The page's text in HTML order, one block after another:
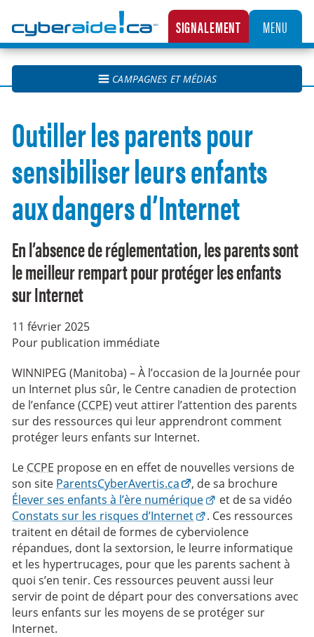
LA CENTRALE CANADIENNE DE SIGNALEMENT DES CAS D’EXPLOITATION SEXUELLE
SIGNALEMENT MENU
CAMPAGNES ET MÉDIAS
Outiller les parents pour
sensibiliser leurs enfants
aux dangers d’Internet
En l’absence de réglementation, les parents sont
le meilleur rempart pour protéger les enfants
sur Internet
11 février 2025
Pour publication immédiate
WINNIPEG (Manitoba) – À l’occasion de la Journée pour
un Internet plus sûr, le Centre canadien de protection
de l’enfance (CCPE) veut attirer l’attention des parents
sur des ressources qui leur apprendront comment
protéger leurs enfants sur Internet.
Le CCPE propose en en effet de nouvelles versions de
son site ParentsCyberAvertis.ca
, de sa brochure
Élever ses enfants à l’ère numérique
et de sa vidéo
Constats sur les risques d’Internet
. Ces ressources
traitent en détail de formes de cyberviolence
répandues, dont la sextorsion, le leurre informatique
et les hypertrucages, pour que les parents sachent à
quoi s’en tenir. Ces ressources peuvent aussi leur
servir de point de départ pour des conversations avec
leurs enfants sur les moyens de se protéger sur
Internet.